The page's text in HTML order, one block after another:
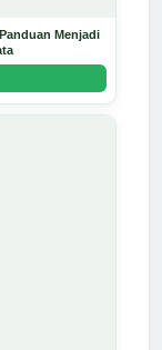
Menjadi